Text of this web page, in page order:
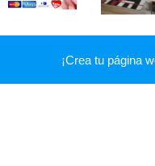
¡Crea tu página